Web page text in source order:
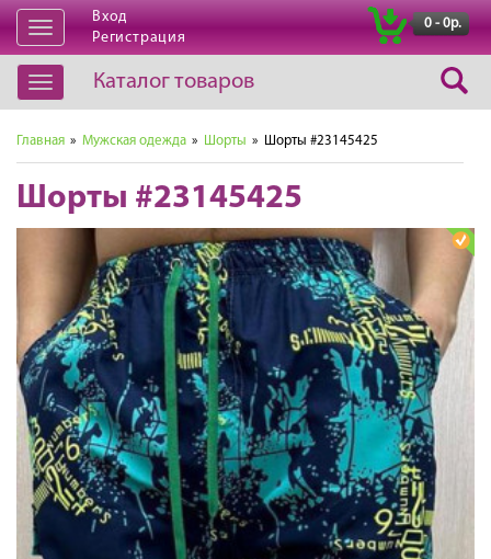
Открыть
навигацию
Вход
Регистрация
0 - 0р.
Открыть
навигацию
Каталог товаров
Главная » Мужская одежда » Шорты » Шорты #23145425
Шорты #23145425